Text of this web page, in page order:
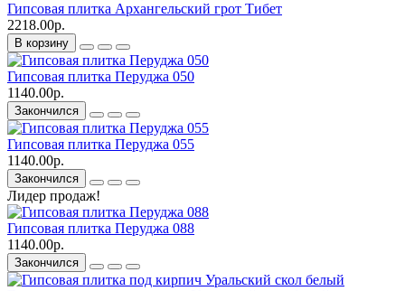
Гипсовая плитка Архангельский грот Тибет
2218.00р.
В корзину
Гипсовая плитка Перуджа 050
1140.00р.
Закончился
Гипсовая плитка Перуджа 055
1140.00р.
Закончился
Лидер продаж!
Гипсовая плитка Перуджа 088
1140.00р.
Закончился